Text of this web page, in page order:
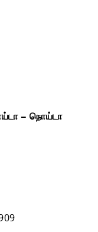
– நொய்டா